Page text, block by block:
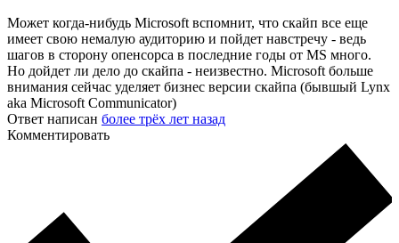
Может когда-нибудь Microsoft вспомнит, что скайп все еще
имеет свою немалую аудиторию и пойдет навстречу - ведь
шагов в сторону опенсорса в последние годы от MS много.
Но дойдет ли дело до скайпа - неизвестно. Microsoft больше
внимания сейчас уделяет бизнес версии скайпа (бывшый Lynx
aka Microsoft Communicator)
Ответ написан более трёх лет назад
Комментировать